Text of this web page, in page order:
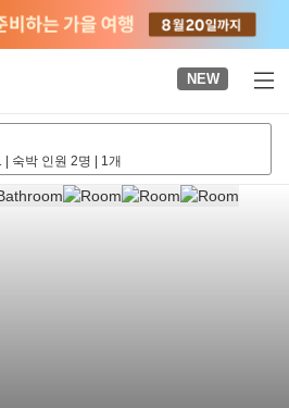
NEW
| 숙박 인원 2명 | 1개